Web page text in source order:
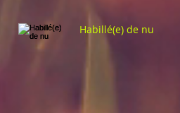
Habillé(e) de nu